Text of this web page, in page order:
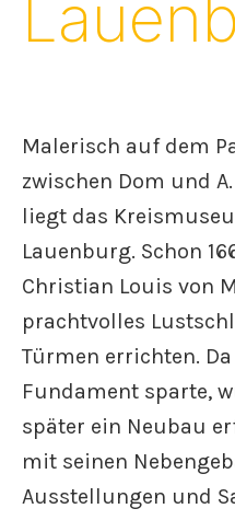
Malerisch auf dem
zwischen Dom und
liegt das
Lauenburg. Schon
Christian Louis von
prachtvolles
Türmen errichten.
Fundament sparte,
später ein Neubau
mit seinen
Ausstellungen und